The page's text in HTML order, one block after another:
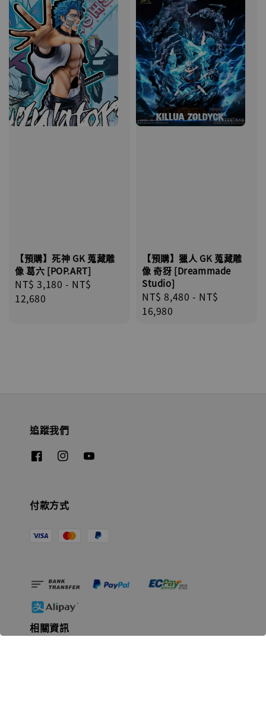
【預購】死神 GK 蒐藏雕
像 葛六 [POP.ART]
Regular
price
NT$ 3,180 - NT$
12,680
【預購】獵人 GK 蒐藏雕
像 奇犽 [Dreammade
Studio]
Regular
price
NT$ 8,480 - NT$
16,980
追蹤我們
付款方式
相關資訊